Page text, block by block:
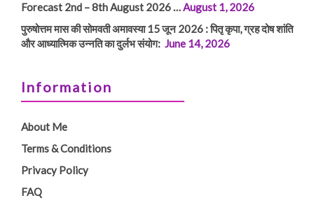
Forecast 2nd – 8th August 2026 …August 1, 2026
पुरुषोत्तम मास की सोमवती अमावस्या 15 जून 2026 : पितृ कृपा, ग्रह दोष शांति
और आध्यात्मिक उन्नति का दुर्लभ संयोग: June 14, 2026
Information
About Me
Terms & Conditions
Privacy Policy
FAQ